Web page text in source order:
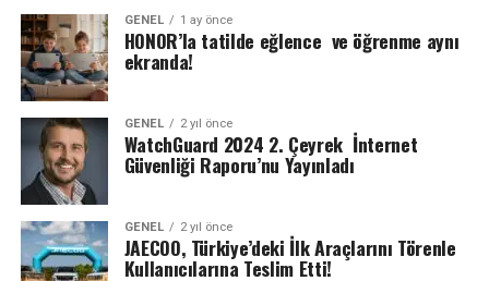
GENEL 1 ay önce
HONOR’la tatilde eğlence ve öğrenme aynı
ekranda!
GENEL 2 yıl önce
WatchGuard 2024 2. Çeyrek İnternet
Güvenliği Raporu’nu Yayınladı
GENEL 2 yıl önce
JAECOO, Türkiye’deki İlk Araçlarını Törenle
Kullanıcılarına Teslim Etti!